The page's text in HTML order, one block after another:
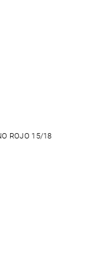
ROJO 15/18